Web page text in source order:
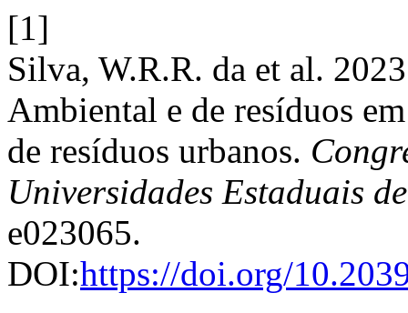
[1]
Silva, W.R.R. da et al.
Ambiental e de resíduos
de resíduos urbanos.
Universidades Estaduais
e023065.
DOI:https://doi.org/